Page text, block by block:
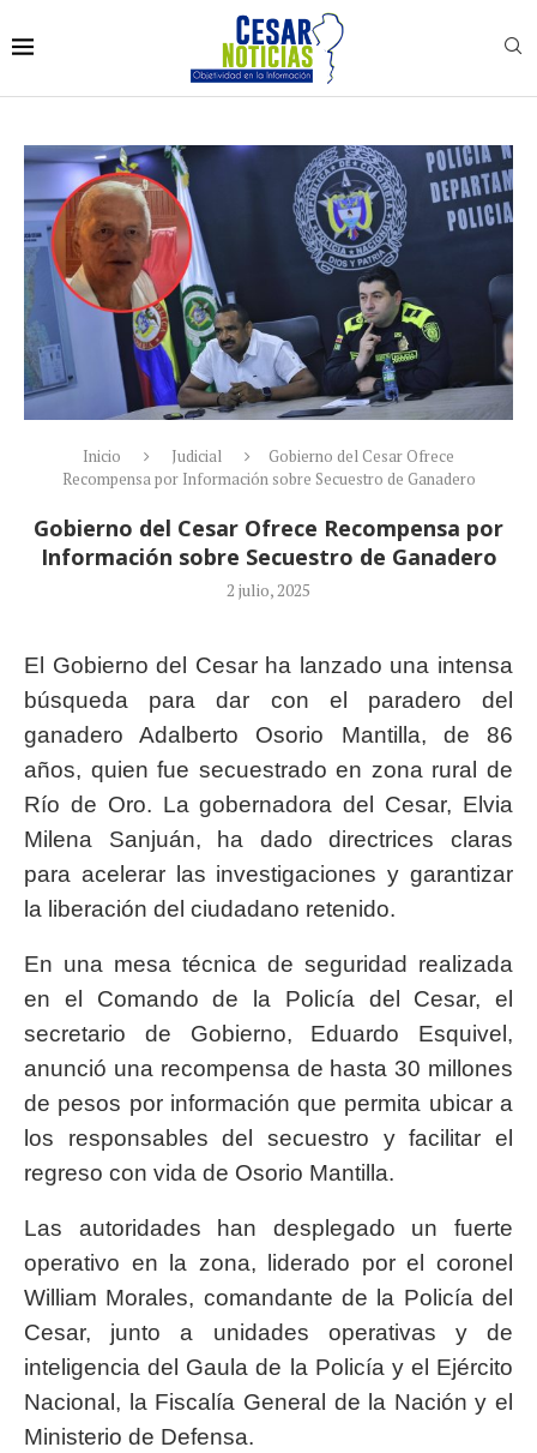
Inicio Judicial
Gobierno del Cesar Ofrece
Recompensa por Información sobre Secuestro de Ganadero
Gobierno del Cesar Ofrece Recompensa por
Información sobre Secuestro de Ganadero
2 julio, 2025
El Gobierno del Cesar ha lanzado una intensa
búsqueda para dar con el paradero del
ganadero Adalberto Osorio Mantilla, de 86
años, quien fue secuestrado en zona rural de
Río de Oro. La gobernadora del Cesar, Elvia
Milena Sanjuán, ha dado directrices claras
para acelerar las investigaciones y garantizar
la liberación del ciudadano retenido.
En una mesa técnica de seguridad realizada
en el Comando de la Policía del Cesar, el
secretario de Gobierno, Eduardo Esquivel,
anunció una recompensa de hasta 30 millones
de pesos por información que permita ubicar a
los responsables del secuestro y facilitar el
regreso con vida de Osorio Mantilla.
Las autoridades han desplegado un fuerte
operativo en la zona, liderado por el coronel
William Morales, comandante de la Policía del
Cesar, junto a unidades operativas y de
inteligencia del Gaula de la Policía y el Ejército
Nacional, la Fiscalía General de la Nación y el
Ministerio de Defensa.